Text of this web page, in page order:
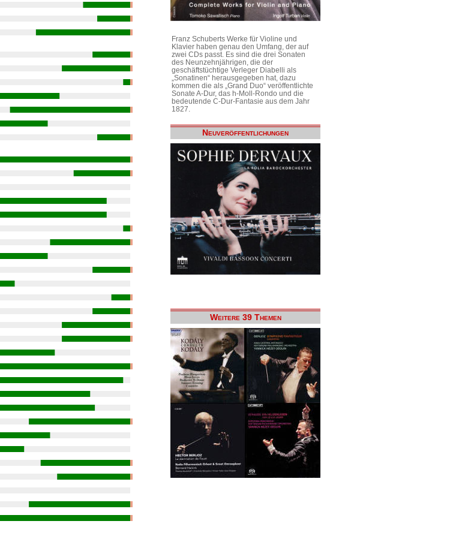
Franz Schuberts Werke für Violine und
Klavier haben genau den Umfang, der auf
zwei CDs passt. Es sind die drei Sonaten
des Neunzehnjährigen, die der
geschäftstüchtige Verleger Diabelli als
„Sonatinen“ herausgegeben hat, dazu
kommen die als „Grand Duo“ veröffentlichte
Sonate A-Dur, das h-Moll-Rondo und die
bedeutende C-Dur-Fantasie aus dem Jahr
1827.
Neuveröffentlichungen
Weitere 39 Themen